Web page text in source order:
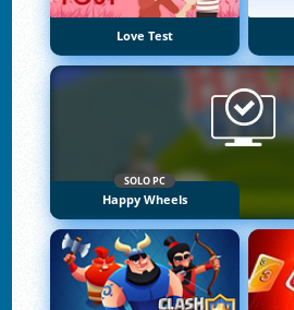
Love Test
SOLO PC
Happy Wheels